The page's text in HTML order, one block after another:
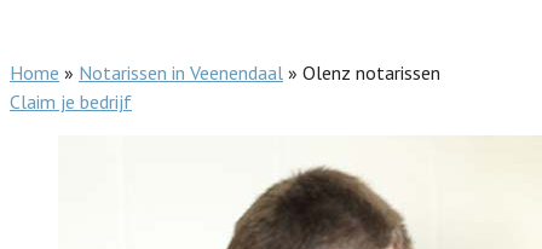
Home » Notarissen in Veenendaal » Olenz notarissen
Claim je bedrijf